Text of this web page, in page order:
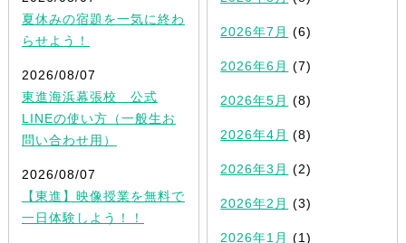
夏休みの宿題を一気に終わ
らせよう！
2026/08/07
東進海浜幕張校 公式
LINEの使い方（一般生お
問い合わせ用）
2026/08/07
【東進】映像授業を無料で
一日体験しよう！！
2026年7月 (6)
2026年6月 (7)
2026年5月 (8)
2026年4月 (8)
2026年3月 (2)
2026年2月 (3)
2026年1月 (1)